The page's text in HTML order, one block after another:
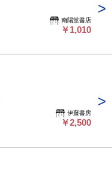
南陽堂書店
￥1,010
伊藤書房
￥2,500